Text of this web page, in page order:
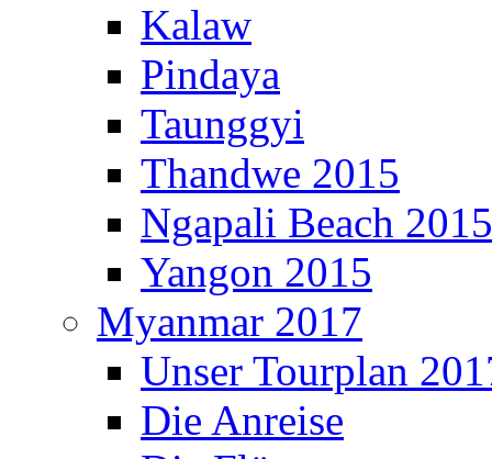
Kalaw
Pindaya
Taunggyi
Thandwe 2015
Ngapali Beach 2015
Yangon 2015
Myanmar 2017
Unser Tourplan
Die Anreise